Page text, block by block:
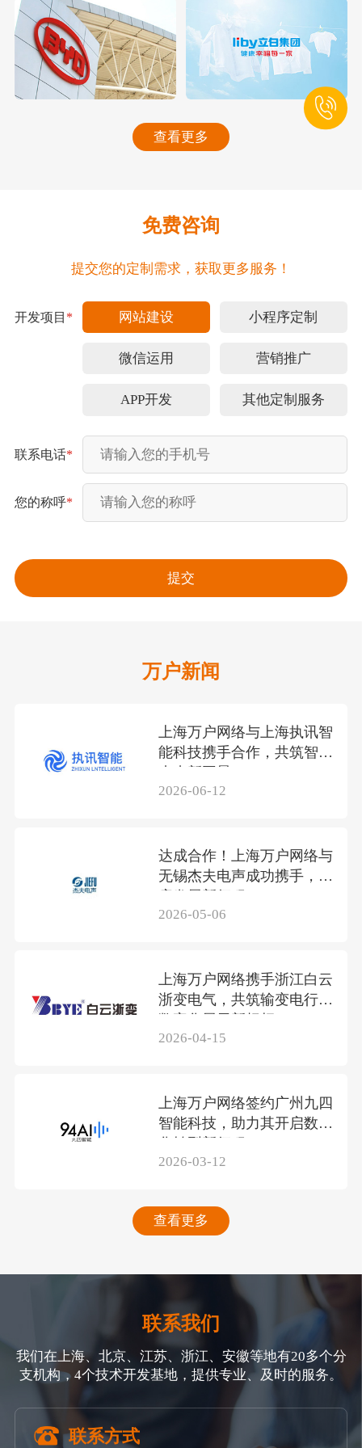
查看更多
免费咨询
提交您的定制需求，获取更多服务！
开发项目 * 网站建设 小程序定制
微信运用 营销推广
APP开发 其他定制服务
联系电话*
您的称呼*
万户新闻
上海万户网络与上海执讯智
能科技携手合作，共筑智联
2026-06-12
达成合作！上海万户网络与
无锡杰夫电声成功携手，共
2026-05-06
上海万户网络携手浙江白云
浙变电气，共筑输变电行业
数字化展示新标杆
2026-04-15
上海万户网络签约广州九四
智能科技，助力其开启数智
化转型新征程
2026-03-12
查看更多
联系我们
我们在上海、北京、江苏、浙江、安徽等地有20多个分
支机构，4个技术开发基地，提供专业、及时的服务。
联系方式